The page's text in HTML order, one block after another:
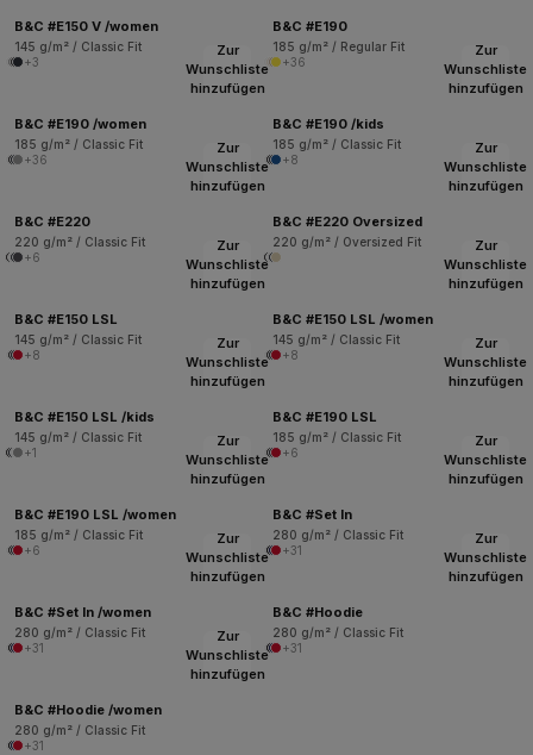
B&C #E150 V /women
145 g/m² / Classic Fit
+3
B&C #E190
185 g/m² / Regular Fit
+36
Zur
Wunschliste
hinzufügen
B&C #E190 /women
185 g/m² / Classic Fit
+36
Zur
Wunschliste
hinzufügen
B&C #E190 /kids
185 g/m² / Classic Fit
+8
Zur
Wunschliste
hinzufügen
B&C #E220
220 g/m² / Classic Fit
+6
Zur
Wunschliste
hinzufügen
B&C #E220 Oversized
220 g/m² / Oversized Fit
Zur
Wunschliste
hinzufügen
B&C #E150 LSL
145 g/m² / Classic Fit
+8
Zur
Wunschliste
hinzufügen
B&C #E150 LSL /women
145 g/m² / Classic Fit
+8
Zur
Wunschliste
hinzufügen
B&C #E150 LSL /kids
145 g/m² / Classic Fit
+1
Zur
Wunschliste
hinzufügen
B&C #E190 LSL
185 g/m² / Classic Fit
+6
Zur
Wunschliste
hinzufügen
B&C #E190 LSL /women
185 g/m² / Classic Fit
+6
Zur
Wunschliste
hinzufügen
B&C #Set In
280 g/m² / Classic Fit
+31
Zur
Wunschliste
hinzufügen
B&C #Set In /women
280 g/m² / Classic Fit
+31
Zur
Wunschliste
hinzufügen
B&C #Hoodie
280 g/m² / Classic Fit
+31
Zur
Wunschliste
hinzufügen
B&C #Hoodie /women
280 g/m² / Classic Fit
+31